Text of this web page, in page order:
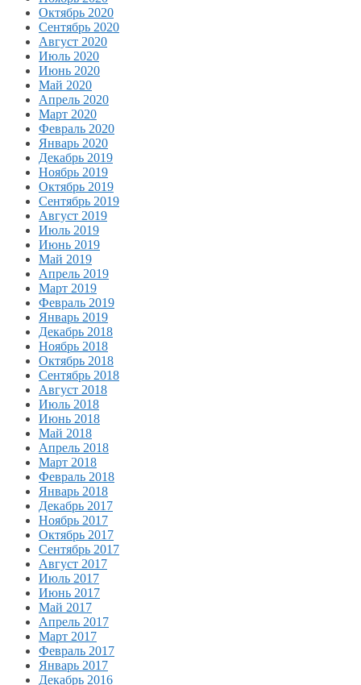
Октябрь 2020
Сентябрь 2020
Август 2020
Июль 2020
Июнь 2020
Май 2020
Апрель 2020
Март 2020
Февраль 2020
Январь 2020
Декабрь 2019
Ноябрь 2019
Октябрь 2019
Сентябрь 2019
Август 2019
Июль 2019
Июнь 2019
Май 2019
Апрель 2019
Март 2019
Февраль 2019
Январь 2019
Декабрь 2018
Ноябрь 2018
Октябрь 2018
Сентябрь 2018
Август 2018
Июль 2018
Июнь 2018
Май 2018
Апрель 2018
Март 2018
Февраль 2018
Январь 2018
Декабрь 2017
Ноябрь 2017
Октябрь 2017
Сентябрь 2017
Август 2017
Июль 2017
Июнь 2017
Май 2017
Апрель 2017
Март 2017
Февраль 2017
Январь 2017
Декабрь 2016